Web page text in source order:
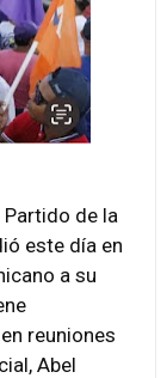
de la
este día en
a su
reuniones
Abel